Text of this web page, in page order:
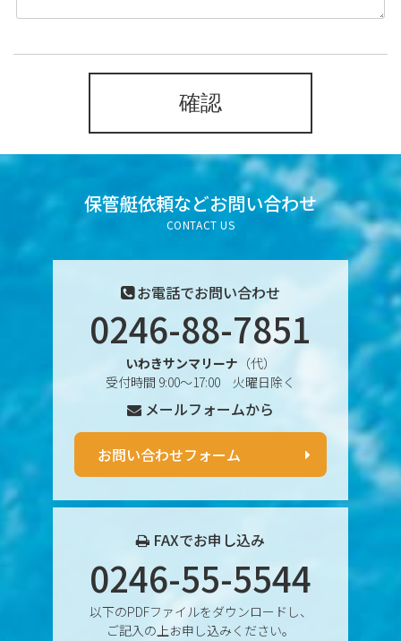
保管艇依頼などお問い合わせ
CONTACT US
お電話でお問い合わせ
0246-88-7851
いわきサンマリーナ （代）
受付時間 9:00〜17:00 火曜日除く
メールフォームから
お問い合わせフォーム
FAXでお申し込み
0246-55-5544
以下のPDFファイルをダウンロードし、
ご記入の上お申し込みください。